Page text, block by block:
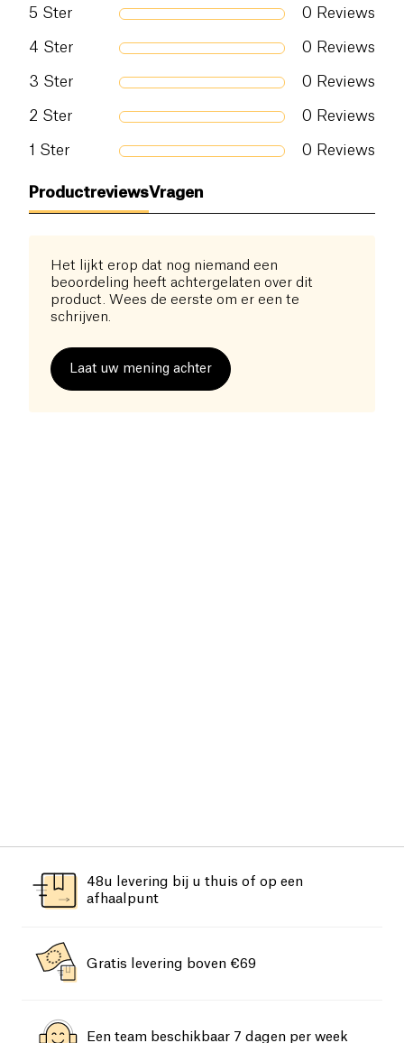
Zout (g) 0 g
5 Ster 0 Reviews
4 Ster 0 Reviews
3 Ster 0 Reviews
2 Ster 0 Reviews
1 Ster 0 Reviews
ProductreviewsVragen
Het lijkt erop dat nog niemand een
beoordeling heeft achtergelaten over dit
product. Wees de eerste om er een te
schrijven.
Laat uw mening achter
48u levering bij u thuis of op een
afhaalpunt
Gratis levering boven €69
Een team beschikbaar 7 dagen per week